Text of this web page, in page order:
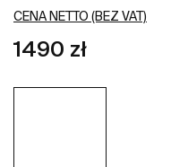
CENA NETTO (BEZ VAT)
1490 zł